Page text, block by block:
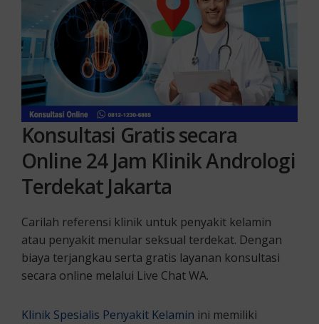
Konsultasi Gratis secara
Online 24 Jam Klinik Andrologi
Terdekat Jakarta
Carilah referensi klinik untuk penyakit kelamin
atau penyakit menular seksual terdekat. Dengan
biaya terjangkau serta gratis layanan konsultasi
secara online melalui Live Chat WA.
Klinik Spesialis Penyakit Kelamin ini memiliki